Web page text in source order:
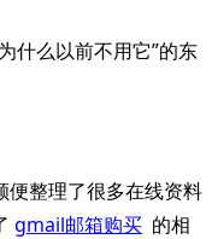
什么以前不用它”的东
便整理了很多在线资料
gmail邮箱购买 的相